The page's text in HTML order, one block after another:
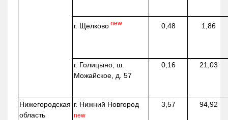
г. Щелково new 0,48 1,86
г. Голицыно, ш.
Можайское, д. 57
0,16 21,03
Нижегородская
область
г. Нижний Новгород
new
3,57 94,92